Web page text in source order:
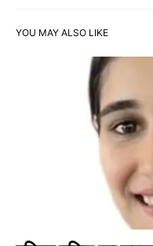
YOU MAY ALSO LIKE